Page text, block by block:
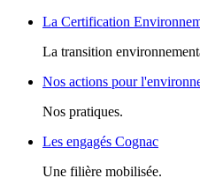
La Certification
La transition
Nos actions pour
Nos pratiques.
Les engagés Cognac
Une filière mobilisée.